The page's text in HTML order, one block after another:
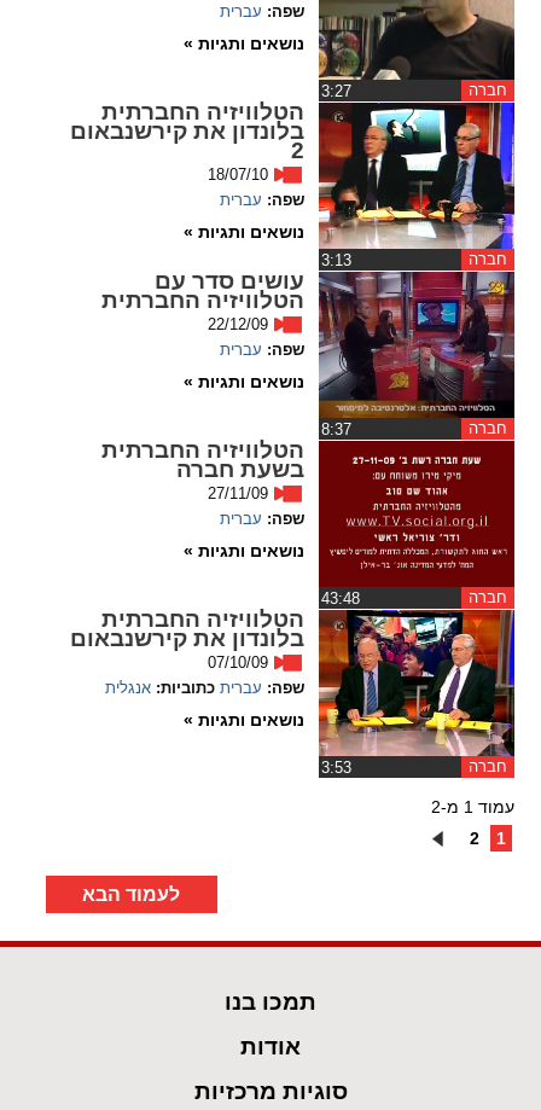
חברה
שפה: עברית
נושאים ותגיות »
חברה
הטלוויזיה החברתית
בלונדון את קירשנבאום
2
18/07/10
שפה: עברית
נושאים ותגיות »
חברה
עושים סדר עם
הטלוויזיה החברתית
22/12/09
שפה: עברית
נושאים ותגיות »
חברה
הטלוויזיה החברתית
בשעת חברה
27/11/09
שפה: עברית
נושאים ותגיות »
חברה
הטלוויזיה החברתית
בלונדון את קירשנבאום
07/10/09
שפה: עברית כתוביות: אנגלית
נושאים ותגיות »
עמוד 1 מ-2
1
2
לעמוד הבא
תמכו בנו
אודות
סוגיות מרכזיות